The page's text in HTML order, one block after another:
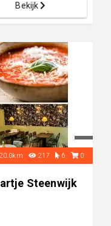
Bekijk
217 6 0
Steenwijk